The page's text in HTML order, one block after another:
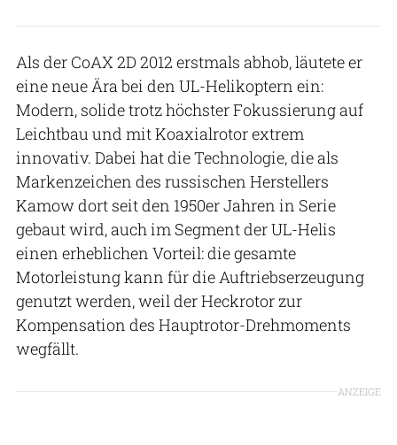
Als der CoAX 2D 2012 erstmals abhob, läutete er
eine neue Ära bei den UL-Helikoptern ein:
Modern, solide trotz höchster Fokussierung auf
Leichtbau und mit Koaxialrotor extrem
innovativ. Dabei hat die Technologie, die als
Markenzeichen des russischen Herstellers
Kamow dort seit den 1950er Jahren in Serie
gebaut wird, auch im Segment der UL-Helis
einen erheblichen Vorteil: die gesamte
Motorleistung kann für die Auftriebserzeugung
genutzt werden, weil der Heckrotor zur
Kompensation des Hauptrotor-Drehmoments
wegfällt.
ANZEIGE